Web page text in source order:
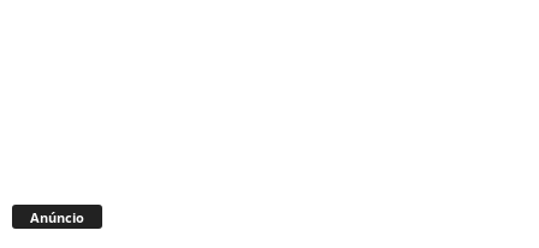
Anúncio